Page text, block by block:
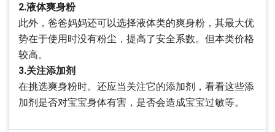
2.液体爽身粉
此外，爸爸妈妈还可以选择液体类的爽身粉，其最大优
势在于使用时没有粉尘，提高了安全系数。但本类价格
较高。
3.关注添加剂
在挑选爽身粉时。还应当关注它的添加剂，看看这些添
加剂是否对宝宝身体有害，是否会造成宝宝过敏等。